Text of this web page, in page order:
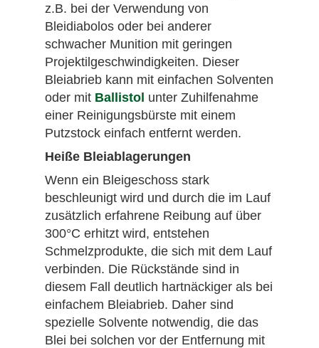
z.B. bei der Verwendung von
Bleidiabolos oder bei anderer
schwacher Munition mit geringen
Projektilgeschwindigkeiten. Dieser
Bleiabrieb kann mit einfachen Solventen
oder mit Ballistol unter Zuhilfenahme
einer Reinigungsbürste mit einem
Putzstock einfach entfernt werden.
Heiße Bleiablagerungen
Wenn ein Bleigeschoss stark
beschleunigt wird und durch die im Lauf
zusätzlich erfahrene Reibung auf über
300°C erhitzt wird, entstehen
Schmelzprodukte, die sich mit dem Lauf
verbinden. Die Rückstände sind in
diesem Fall deutlich hartnäckiger als bei
einfachem Bleiabrieb. Daher sind
spezielle Solvente notwendig, die das
Blei bei solchen vor der Entfernung mit